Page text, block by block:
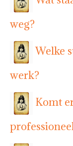
weg?
Welke
werk?
Komt